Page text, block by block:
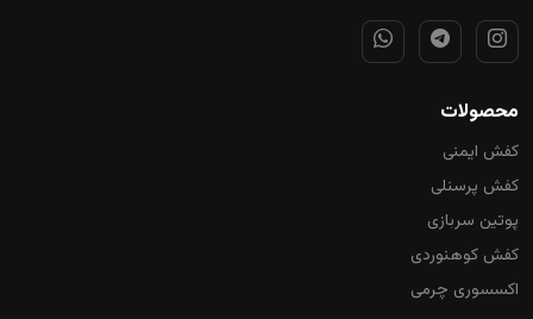
محصولات
کفش ایمنی
کفش پرسنلی
پوتین سربازی
کفش کوهنوردی
اکسسوری چرمی